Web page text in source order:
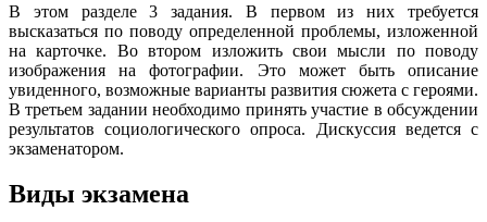
В этом разделе 3 задания. В первом из них требуется
высказаться по поводу определенной проблемы, изложенной
на карточке. Во втором изложить свои мысли по поводу
изображения на фотографии. Это может быть описание
увиденного, возможные варианты развития сюжета с героями.
В третьем задании необходимо принять участие в обсуждении
результатов социологического опроса. Дискуссия ведется с
экзаменатором.
Виды экзамена